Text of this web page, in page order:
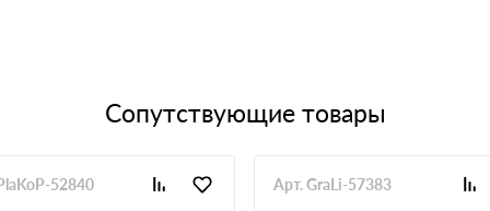
Сопутствующие товары
52840 Арт. GraLi-57383